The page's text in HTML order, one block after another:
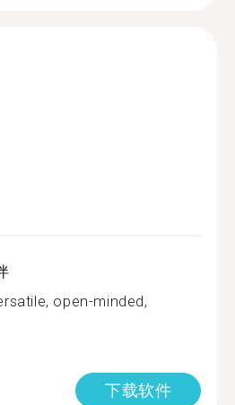
open-minded,
下载软件